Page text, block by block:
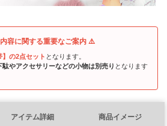
容に関する重要なご案内 ⚠️
】の2点セット となります。
駄やアクセサリーなどの小物は別売り となります
アイテム詳細 商品イメージ